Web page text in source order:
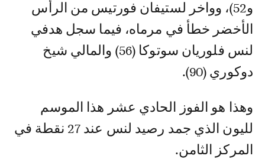
و52)، وواخر لستيفان فورتيس من الرأس
الأخضر خطأ في مرماه، فيما سجل هدفي
لنس فلوريان سوتوكا (56) والمالي شيخ
دوكوري (90).
وهذا هو الفوز الحادي عشر هذا الموسم
لليون الذي جمد رصيد لنس عند 27 نقطة في
المركز الثامن.